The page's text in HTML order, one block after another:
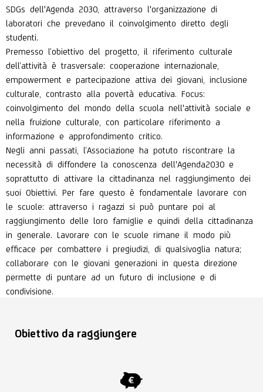
SDGs dell'Agenda 2030 , attraverso l'organizzazione di
laboratori che prevedano il coinvolgimento diretto degli
studenti.
Premesso l’obiettivo del progetto, il riferimento culturale
dell’attività è trasversale: cooperazione internazionale,
empowerment e partecipazione attiva dei giovani, inclusione
culturale, contrasto alla povertà educativa. Focus:
coinvolgimento del mondo della scuola nell'attività sociale e
nella fruizione culturale, con particolare riferimento a
informazione e approfondimento critico.
Negli anni passati, l’Associazione ha potuto riscontrare la
necessità di diffondere la conoscenza dell'Agenda2030 e
soprattutto di attivare la cittadinanza nel raggiungimento dei
suoi Obiettivi. Per fare questo è fondamentale lavorare con
le scuole: attraverso i ragazzi si può puntare poi al
raggiungimento delle loro famiglie e quindi della cittadinanza
in generale. Lavorare con le scuole rimane il modo più
efficace per combattere i pregiudizi, di qualsivoglia natura;
collaborare con le giovani generazioni in questa direzione
permette di puntare ad un futuro di inclusione e di
condivisione.
Obiettivo da raggiungere